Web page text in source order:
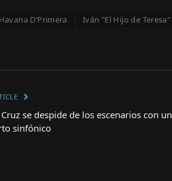
Havana D’Primera
Iván "El Hijo de Teresa"
se despide de los escenarios con un
sinfónico